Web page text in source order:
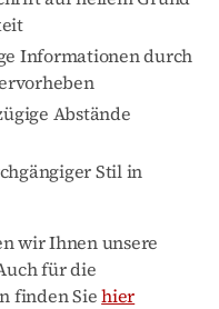
Informationen durch
Abstände
Stil in
wir Ihnen unsere
für die
finden Siehier